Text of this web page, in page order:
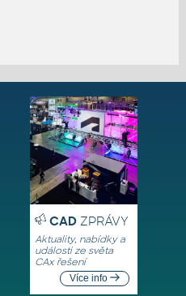
CADZPRÁVY
Aktuality, nabídky a
události ze světa
CAx řešení
Více info